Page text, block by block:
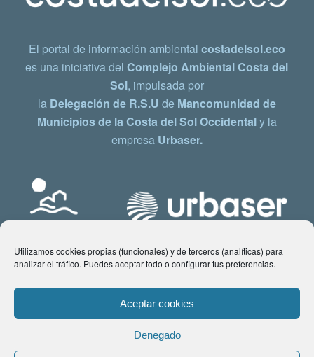
Utilizamos cookies propias (funcionales) y de terceros (analíticas) para
analizar el tráfico. Puedes aceptar todo o configurar tus preferencias.
Aceptar cookies
Denegado
El portal de información ambiental costadelsol.eco
es una iniciativa delComplejo Ambiental Costa del
Sol, impulsada por
la Delegación de R.S.U de Mancomunidad de
Municipios de la Costa del Sol Occidentaly la
empresa Urbaser.